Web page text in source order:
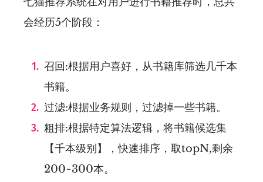
会经历5个阶段：
召回:根据用户喜好，从书籍库筛选几千本
书籍。
过滤:根据业务规则，过滤掉一些书籍。
粗排:根据特定算法逻辑，将书籍候选集
【千本级别】，快速排序，取topN,剩余
200~300本。